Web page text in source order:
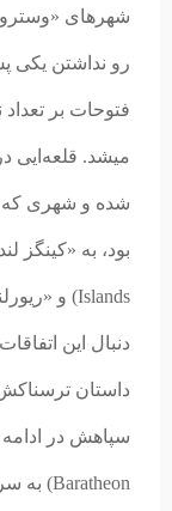
شهرهای
رو نداشتن یکی
فتوحات بر
میشد. قلعه‌ایی
شده و شهری که
دنبال این
داستان